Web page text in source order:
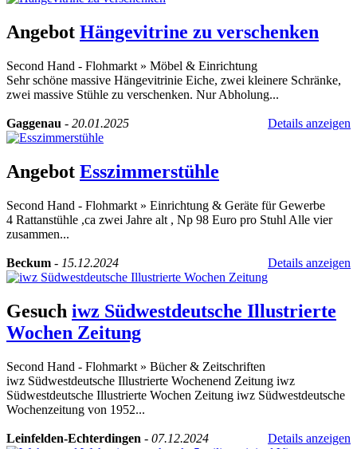
Angebot Hängevitrine zu verschenken
Second Hand - Flohmarkt » Möbel & Einrichtung
Sehr schöne massive Hängevitrinie Eiche, zwei kleinere Schränke,
zwei massive Stühle zu verschenken. Nur Abholung...
Gaggenau - 20.01.2025 Details anzeigen
Angebot Esszimmerstühle
Second Hand - Flohmarkt » Einrichtung & Geräte für Gewerbe
4 Rattanstühle ,ca zwei Jahre alt , Np 98 Euro pro Stuhl Alle vier
zusammen...
Beckum - 15.12.2024 Details anzeigen
Gesuch iwz Südwestdeutsche Illustrierte
Wochen Zeitung
Second Hand - Flohmarkt » Bücher & Zeitschriften
iwz Südwestdeutsche Illustrierte Wochenend Zeitung iwz
Südwestdeutsche Illustrierte Wochen Zeitung iwz Südwestdeutsche
Wochenzeitung von 1952...
Leinfelden-Echterdingen - 07.12.2024 Details anzeigen